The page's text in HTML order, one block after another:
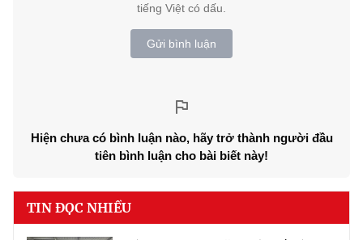
tiếng Việt có dấu.
Gửi bình luận
Hiện chưa có bình luận nào, hãy trở thành người đầu
tiên bình luận cho bài biết này!
TIN ĐỌC NHIỀU